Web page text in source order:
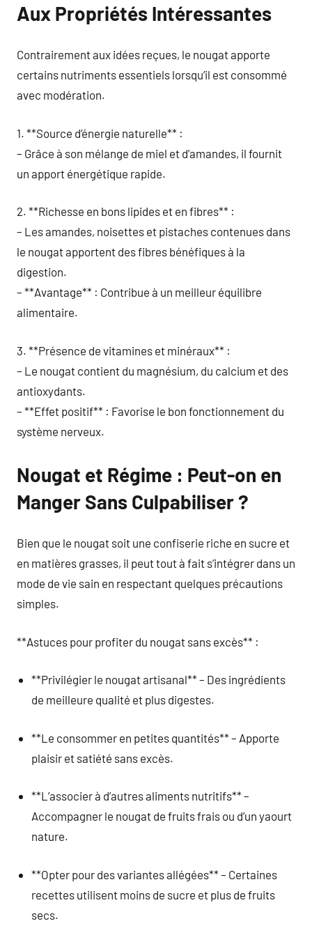
Aux Propriétés Intéressantes
Contrairement aux idées reçues, le nougat apporte
certains nutriments essentiels lorsqu’il est consommé
avec modération.
1. **Source d’énergie naturelle** :
– Grâce à son mélange de miel et d’amandes, il fournit
un apport énergétique rapide.
2. **Richesse en bons lipides et en fibres** :
– Les amandes, noisettes et pistaches contenues dans
le nougat apportent des fibres bénéfiques à la
digestion.
– **Avantage** : Contribue à un meilleur équilibre
alimentaire.
3. **Présence de vitamines et minéraux** :
– Le nougat contient du magnésium, du calcium et des
antioxydants.
– **Effet positif** : Favorise le bon fonctionnement du
système nerveux.
Nougat et Régime : Peut-on en
Manger Sans Culpabiliser ?
Bien que le nougat soit une confiserie riche en sucre et
en matières grasses, il peut tout à fait s’intégrer dans un
mode de vie sain en respectant quelques précautions
simples.
**Astuces pour profiter du nougat sans excès** :
**Privilégier le nougat artisanal** – Des ingrédients
de meilleure qualité et plus digestes.
**Le consommer en petites quantités** – Apporte
plaisir et satiété sans excès.
**L’associer à d’autres aliments nutritifs** –
Accompagner le nougat de fruits frais ou d’un yaourt
nature.
**Opter pour des variantes allégées** – Certaines
recettes utilisent moins de sucre et plus de fruits
secs.